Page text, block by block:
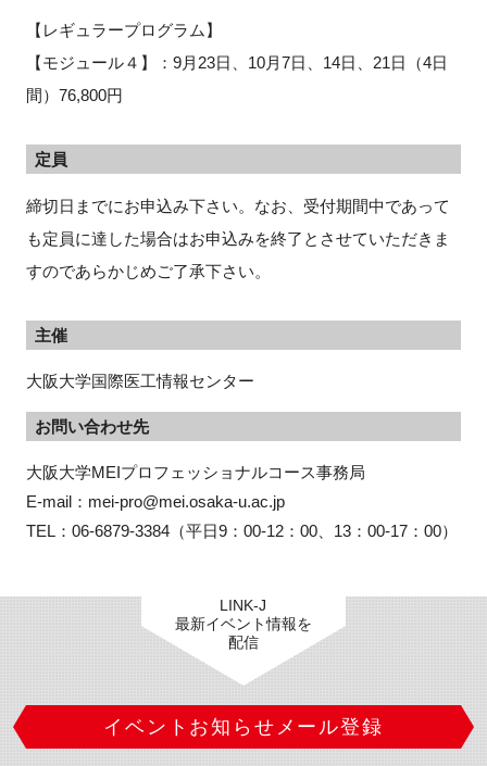
【レギュラープログラム】
【モジュール４】：9月23日、10月7日、14日、21日（4日
間）76,800円
定員
締切日までにお申込み下さい。なお、受付期間中であって
も定員に達した場合はお申込みを終了とさせていただきま
すのであらかじめご了承下さい。
主催
大阪大学国際医工情報センター
お問い合わせ先
大阪大学MEIプロフェッショナルコース事務局
E-mail：mei-pro@mei.osaka-u.ac.jp
TEL：06-6879-3384（平日9：00-12：00、13：00-17：00）
LINK-J
最新イベント情報を
配信
イベントお知らせメール登録